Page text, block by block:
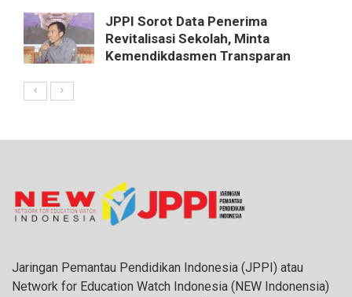
JPPI Sorot Data Penerima
Revitalisasi Sekolah, Minta
Kemendikdasmen Transparan
Jaringan Pemantau Pendidikan Indonesia (JPPI) atau
Network for Education Watch Indonesia (NEW Indonensia)